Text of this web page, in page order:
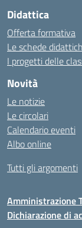
Didattica
Offerta formativa
Le schede
I progetti delle
Novità
Le notizie
Le circolari
Calendario eventi
Albo online
Tutti gli argomenti
Amministrazione
Dichiarazione di